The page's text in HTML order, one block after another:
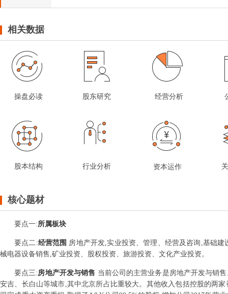
相关数据
操盘必读 股东研究 经营分析
股本结构 行业分析 资本运作
核心题材
要点一:所属板块
要点二:经营范围 房地产开发,实业投资、管理、经营及咨询,基础
械电器设备销售,矿业投资、股权投资、旅游投资、文化产业投资。
要点三:房地产开发与销售 当前公司的主营业务是房地产开发与销
安吉、长白山等城市,其中北京所占比重较大。其他收入包括控股的两